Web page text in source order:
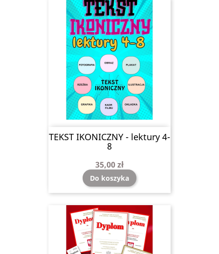
TEKST IKONICZNY - lektury 4-
8
35,00 zł
Do koszyka